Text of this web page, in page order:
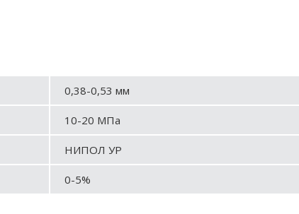
0,38-0,53 мм
10-20 МПа
НИПОЛ УР
0-5%